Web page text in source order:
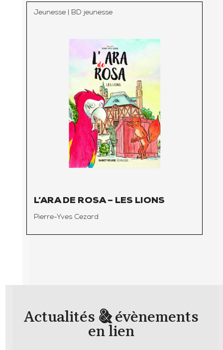
Jeunesse BD jeunesse
L’ARA DE ROSA – LES LIONS
Pierre-Yves Cezard
Actualités &évènements
en lien